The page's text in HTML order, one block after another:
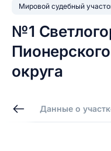
Мировой судебный
№1
округа
Данные о